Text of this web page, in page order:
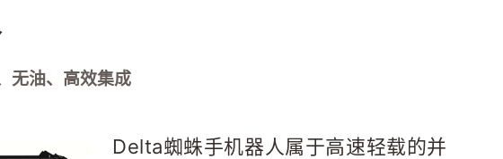
无油、高效集成
Delta蜘蛛手机器人属于高速轻载的并